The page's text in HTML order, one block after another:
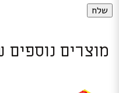
מוצרים נוספים